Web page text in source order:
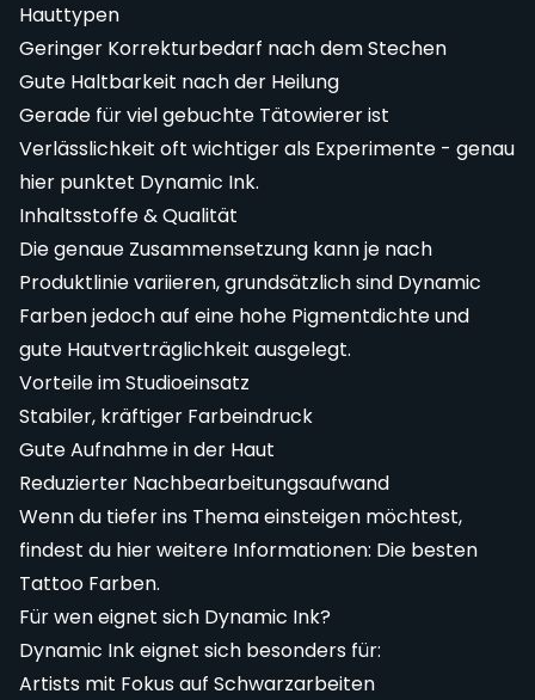
Hauttypen
Geringer Korrekturbedarf nach dem Stechen
Gute Haltbarkeit nach der Heilung
Gerade für viel gebuchte Tätowierer ist
Verlässlichkeit oft wichtiger als Experimente - genau
hier punktet Dynamic Ink.
Inhaltsstoffe & Qualität
Die genaue Zusammensetzung kann je nach
Produktlinie variieren, grundsätzlich sind Dynamic
Farben jedoch auf eine hohe Pigmentdichte und
gute Hautverträglichkeit ausgelegt.
Vorteile im Studioeinsatz
Stabiler, kräftiger Farbeindruck
Gute Aufnahme in der Haut
Reduzierter Nachbearbeitungsaufwand
Wenn du tiefer ins Thema einsteigen möchtest,
findest du hier weitere Informationen: Die besten
Tattoo Farben.
Für wen eignet sich Dynamic Ink?
Dynamic Ink eignet sich besonders für:
Artists mit Fokus auf Schwarzarbeiten